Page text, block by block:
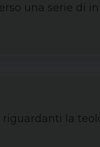
una serie di
la